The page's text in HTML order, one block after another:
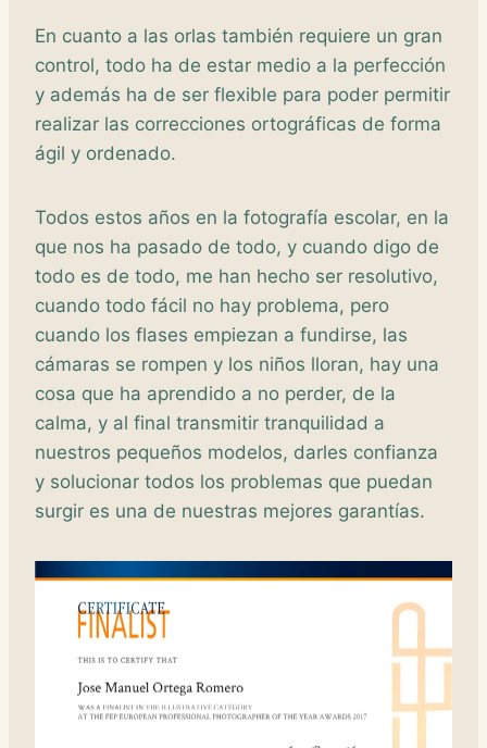
En cuanto a las orlas también requiere un gran
control, todo ha de estar medio a la perfección
y además ha de ser flexible para poder permitir
realizar las correcciones ortográficas de forma
ágil y ordenado.
Todos estos años en la fotografía escolar, en la
que nos ha pasado de todo, y cuando digo de
todo es de todo, me han hecho ser resolutivo,
cuando todo fácil no hay problema, pero
cuando los flases empiezan a fundirse, las
cámaras se rompen y los niños lloran, hay una
cosa que ha aprendido a no perder, de la
calma, y al final transmitir tranquilidad a
nuestros pequeños modelos, darles confianza
y solucionar todos los problemas que puedan
surgir es una de nuestras mejores garantías.